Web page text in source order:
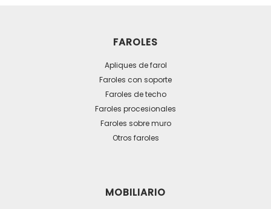
FAROLES
Apliques de farol
Faroles con soporte
Faroles de techo
Faroles procesionales
Faroles sobre muro
Otros faroles
MOBILIARIO